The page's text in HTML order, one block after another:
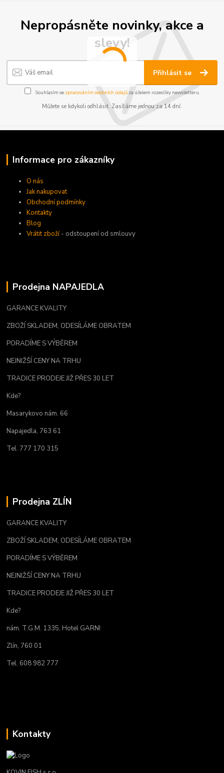
Nepropásněte novinky, akce a
slevy!
Přihlásit se
Souhlasím se zpracováním osobních údajůza účelem rozesílky newsletteru.
Můžete se kdykoli odhlásit. Zasíláme jednou za 14 dní.
Informace pro zákazníky
O nás
Jak nakupovat
Obchodní podmínky
Kontakty
Blog
Vrátit zboží - odstoupení od smlouvy
Prodejna NAPAJEDLA
GARANCE KVALITY
ZBOŽÍ SKLADEM, ODESÍLÁME OBRATEM
PORADÍME S VÝBĚREM
NEJNIŽŠÍ CENY NA TRHU
TRADICE PRODEJE JIŽ PŘES 30 LET
Kde?
Masarykovo nám. 66
Napajedla, 763 61
Tel. 777 170 315
Prodejna ZLÍN
GARANCE KVALITY
ZBOŽÍ SKLADEM, ODESÍLÁME OBRATEM
PORADÍME S VÝBĚREM
NEJNIŽŠÍ CENY NA TRHU
TRADICE PRODEJE JIŽ PŘES 30 LET
Kde?
nám. T.G.M. 1335, Hotel GARNI
Zlín, 760 01
Tel. 608 982 777
Kontakty